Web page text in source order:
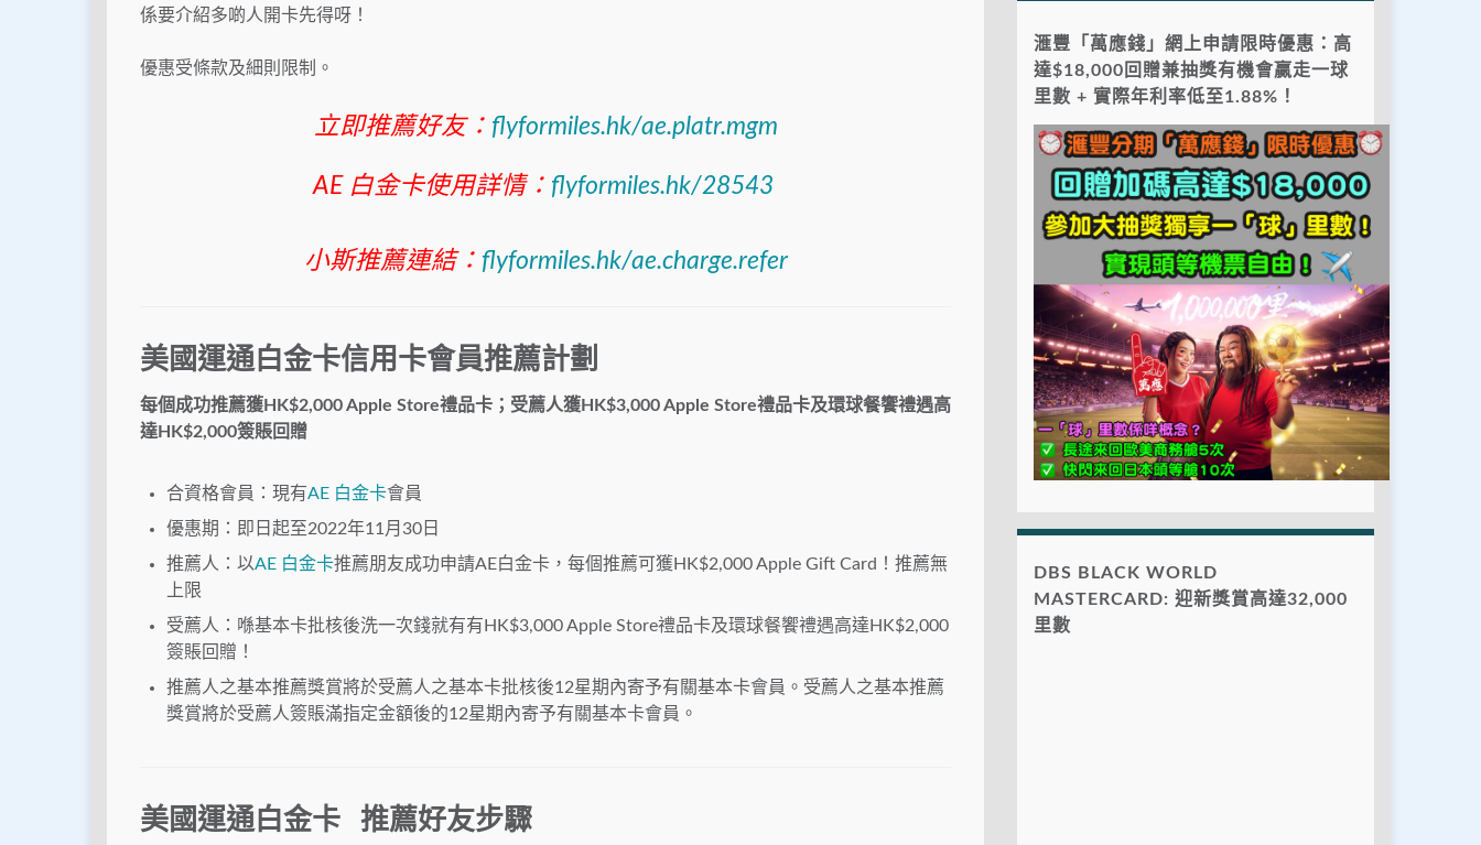
係要介紹多啲人開卡先得呀！
優惠受條款及細則限制。
立即推薦好友： flyformiles.hk/ae.platr.mgm
AE 白金卡使用詳情： flyformiles.hk/28543
小斯推薦連結： flyformiles.hk/ae.charge.refer
美國運通白金卡信用卡會員推薦計劃
每個成功推薦獲HK$2,000 Apple Store禮品卡 ；受薦人獲HK$3,000 Apple Store禮品卡及環球餐饗禮遇高
達HK$2,000簽賬回贈
合資格會員：現有AE 白金卡會員
優惠期：即日起至2022年11月30日
推薦人：以AE 白金卡推薦朋友成功申請AE白金卡，每個推薦可獲HK$2,000 Apple Gift Card！推薦無
上限
受薦人：喺基本卡批核後洗一次錢就有有HK$3,000 Apple Store禮品卡及環球餐饗禮遇高達HK$2,000
簽賬回贈！
推薦人之基本推薦獎賞將於受薦人之基本卡批核後12星期內寄予有關基本卡會員。受薦人之基本推薦
獎賞將於受薦人簽賬滿指定金額後的12星期內寄予有關基本卡會員。
美國運通白金卡 推薦好友步驟
滙豐「萬應錢」網上申請限時優惠：高
達$18,000回贈兼抽獎有機會贏走一球
里數 + 實際年利率低至1.88%！
DBS BLACK WORLD
MASTERCARD: 迎新獎賞高達32,000
里數